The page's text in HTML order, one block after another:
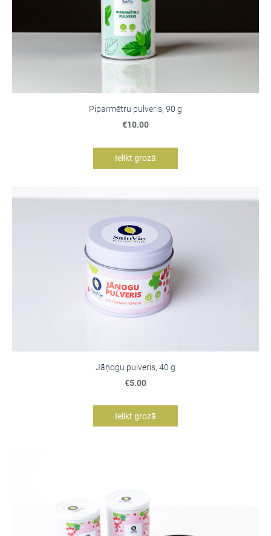
Piparmētru pulveris, 90 g
€10.00
Ielikt grozā
Jāņogu pulveris, 40 g
€5.00
Ielikt grozā